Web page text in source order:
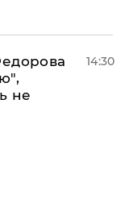
не
14:30